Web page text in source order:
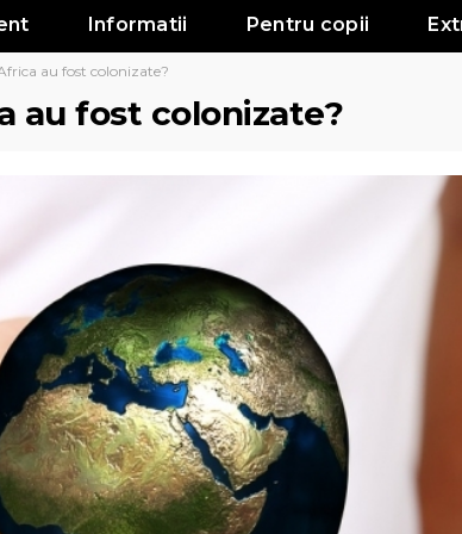
Informatii Pentru copii
au fost colonizate?
au fost colonizate?